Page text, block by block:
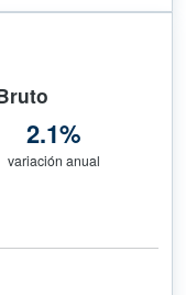
2.1%
variación anual